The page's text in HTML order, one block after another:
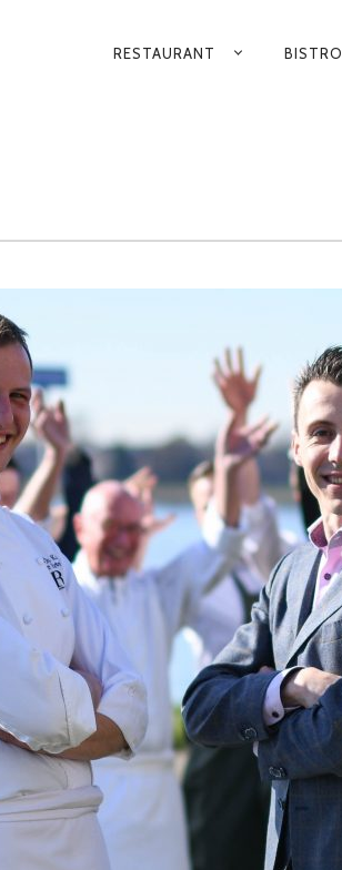
PRIMARY
RESTAURANT BISTRO